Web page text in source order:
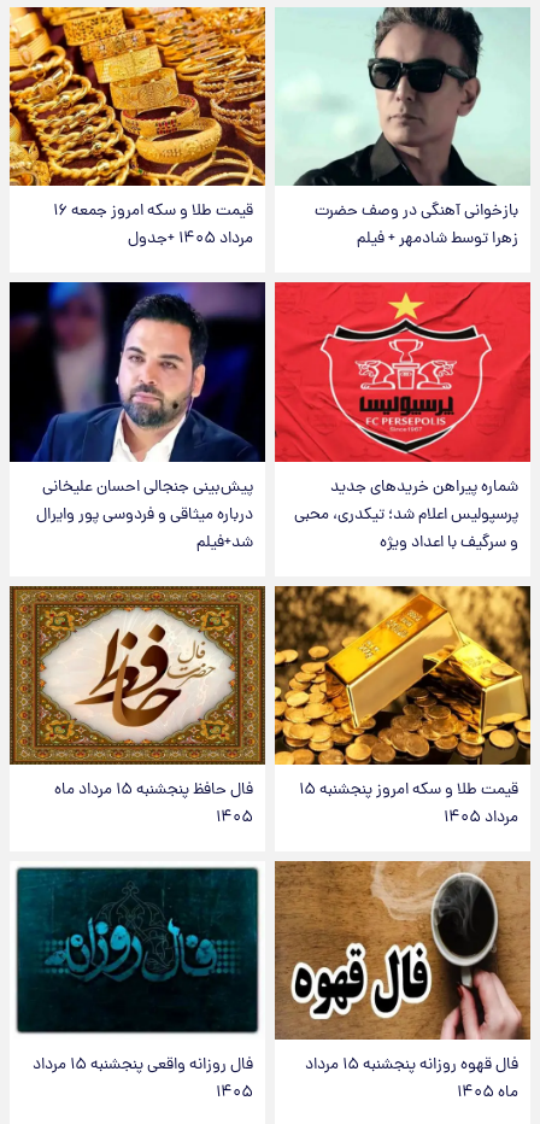
بازخوانی آهنگی در وصف حضرت
زهرا توسط شادمهر + فیلم
قیمت طلا و سکه امروز جمعه ۱۶
مرداد ۱۴۰۵ +جدول
شماره پیراهن خریدهای جدید
پرسپولیس اعلام شد؛ تیکدری، محبی
و سرگیف با اعداد ویژه
پیش‌بینی جنجالی احسان علیخانی
درباره میثاقی و فردوسی پور وایرال
شد+فیلم
قیمت طلا و سکه امروز پنجشنبه ۱۵
مرداد ۱۴۰۵
فال حافظ پنجشنبه ۱۵ مرداد ماه
۱۴۰۵
فال قهوه روزانه پنجشنبه ۱۵ مرداد
ماه ۱۴۰۵
فال روزانه واقعی پنجشنبه ۱۵ مرداد
۱۴۰۵